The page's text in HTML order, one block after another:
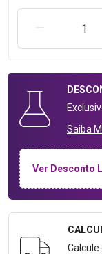
REMOVER
Saiba
Ver Desconto
Formulário
Calcule